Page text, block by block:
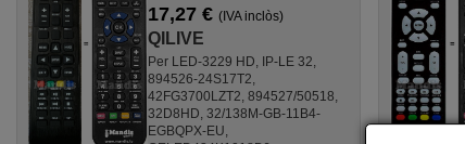
17,27 € (IVA inclòs)
QILIVE
Per LED-3229 HD, IP-LE 32,
894526-24S17T2,
42FG3700LZT2, 894527/50518,
32D8HD, 32/138M-GB-11B4-
EGBQPX-EU,